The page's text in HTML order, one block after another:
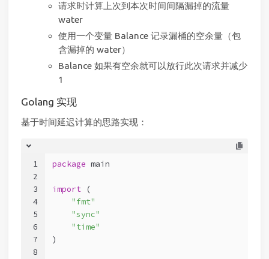
请求时计算上次到本次时间间隔漏掉的流量
water
使用一个变量 Balance 记录漏桶的空余量（包
含漏掉的 water）
Balance 如果有空余就可以放行此次请求并减少
1
Golang 实现
基于时间延迟计算的思路实现：
1
2
3
4
5
6
7
8
package main
import (
"fmt"
"sync"
"time"
)